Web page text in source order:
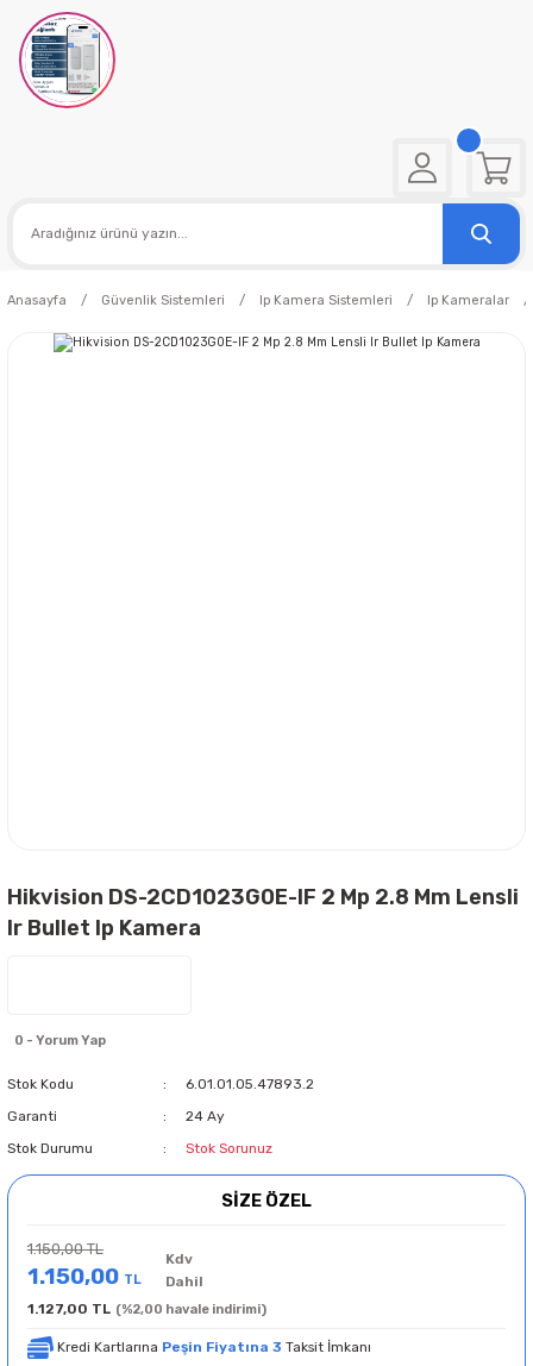
Anasayfa Güvenlik Sistemleri Ip Kamera Sistemleri Ip Kameralar
Hikvision DS-2CD1023G0E-IF 2 Mp 2.8 Mm Lensli
Ir Bullet Ip Kamera
0 - Yorum Yap
Stok Kodu
6.01.01.05.47893.2
Garanti
24 Ay
Stok Durumu
Stok Sorunuz
SİZE ÖZEL
1.150,00 TL
1.150,00 TL
Kdv
Dahil
1.127,00 TL (%2,00 havale indirimi)
Kredi Kartlarına Peşin Fiyatına 3 Taksit İmkanı